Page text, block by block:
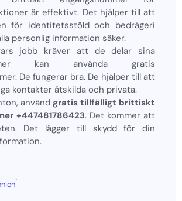
är effektivt. Det hjälper till att
för identitetsstöld och bedrägeri
personlig information säker.
jobb kräver att de delar sina
kan använda gratis
De fungerar bra. De hjälper till att
kontakter åtskilda och privata.
använd gratis tillfälligt brittiskt
+447481786423. Det kommer att
Det lägger till skydd för din
›